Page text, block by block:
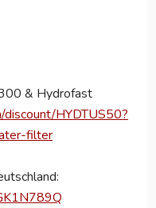
& Hydrofast
HYDTUS50?
filter